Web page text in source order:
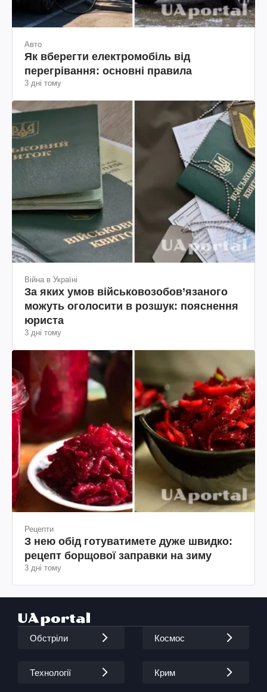
Авто
Як вберегти електромобіль від
перегрівання: основні правила
3 дні тому
Війна в Україні
За яких умов військовозобов’язаного
можуть оголосити в розшук: пояснення
юриста
3 дні тому
Рецепти
З нею обід готуватимете дуже швидко:
рецепт борщової заправки на зиму
3 дні тому
Обстріли Космос
Технології Крим